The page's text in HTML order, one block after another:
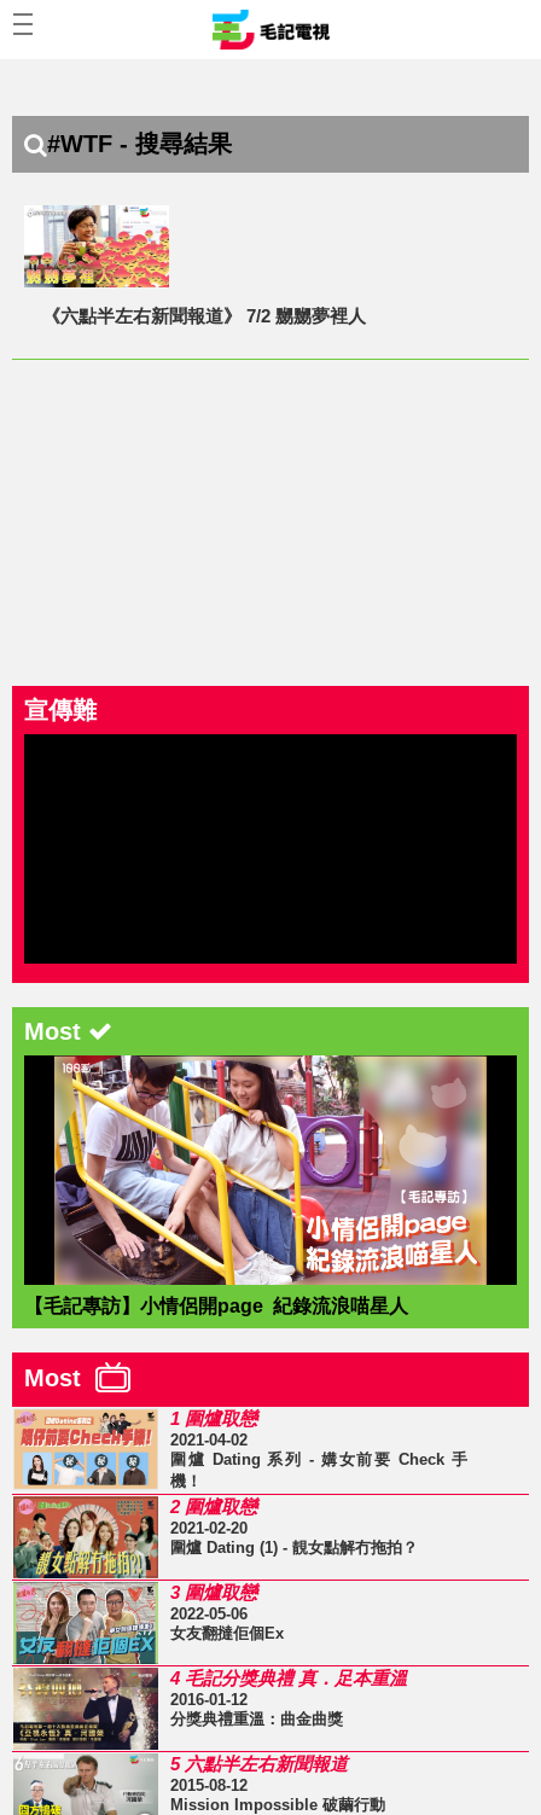
#WTF - 搜尋結果
《六點半左右新聞報道》 7/2 嬲嬲夢裡人
宣傳難
Most
【毛記專訪】小情侶開page 紀錄流浪喵星人
Most
1 圍爐取戀
2021-04-02
圍爐 Dating 系列 - 媾女前要 Check 手
機！
2 圍爐取戀
2021-02-20
圍爐 Dating (1) - 靚女點解冇拖拍？
3 圍爐取戀
2022-05-06
女友翻撻佢個Ex
4 毛記分獎典禮 真．足本重溫
2016-01-12
分獎典禮重溫：曲金曲獎
5 六點半左右新聞報道
2015-08-12
Mission Impossible 破繭行動